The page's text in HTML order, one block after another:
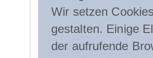
Wir setzen
gestalten. Einige
der aufrufende